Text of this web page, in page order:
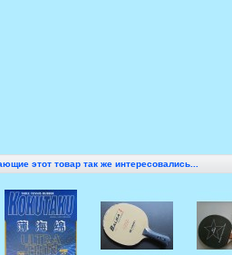
этот товар так же интересовались...